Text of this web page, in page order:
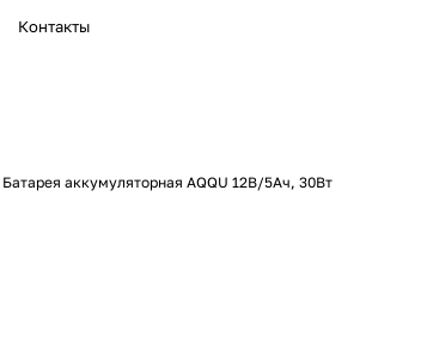
Контакты
Батарея аккумуляторная AQQU 12В/5Ач, 30Вт